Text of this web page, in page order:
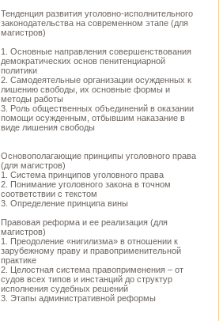
Тенденция развития уголовно-исполнительного
законодательства на современном этапе (для
магистров)
1. Основные направления совершенствования
демократических основ пенитенциарной
политики
2. Самодеятельные организации осужденных к
лишению свободы, их основные формы и
методы работы
3. Роль общественных объединений в оказании
помощи осужденным, отбывшим наказание в
виде лишения свободы
Основополагающие принципы уголовного права
(для магистров)
1. Система принципов уголовного права
2. Понимание уголовного закона в точном
соответствии с текстом
3. Определение принципа вины
Правовая реформа и ее реализация (для
магистров)
1. Преодоление «нигилизма» в отношении к
зарубежному праву и правоприменительной
практике
2. Целостная система правоприменения – от
судов всех типов и инстанций до структур
исполнения судебных решений
3. Этапы административной реформы